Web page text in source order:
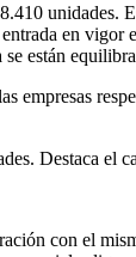
unidades.
en
están
empresas
Destaca el
con el